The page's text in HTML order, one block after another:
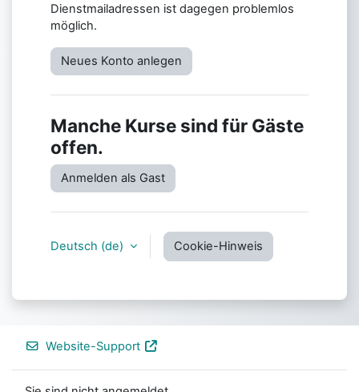
Dienstmailadressen ist dagegen problemlos
möglich.
Neues Konto anlegen
Manche Kurse sind für Gäste
offen.
Anmelden als Gast
Deutsch ‎(de)‎ Cookie-Hinweis
Website-Support